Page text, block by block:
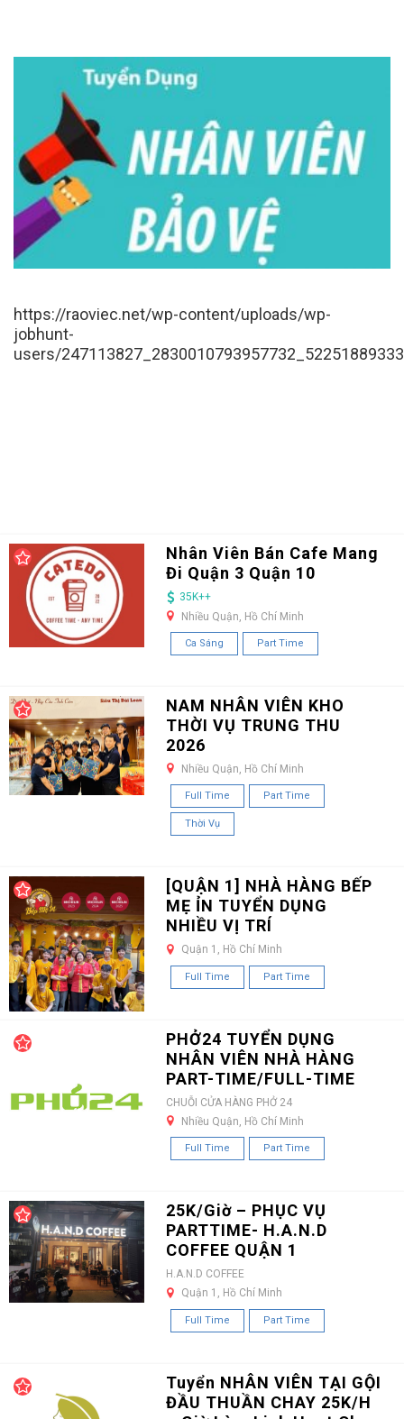
https://raoviec.net/wp-content/uploads/wp-
jobhunt-
users/
Nhân Viên Bán Cafe Mang
Đi Quận 3 Quận 10
35K++
Nhiều Quận, Hồ Chí Minh
Ca Sáng Part Time
NAM NHÂN VIÊN KHO
THỜI VỤ TRUNG THU
2026
Nhiều Quận, Hồ Chí Minh
Full Time Part Time
Thời Vụ
[QUẬN 1] NHÀ HÀNG BẾP
MẸ ỈN TUYỂN DỤNG
NHIỀU VỊ TRÍ
Quận 1, Hồ Chí Minh
Full Time Part Time
PHỞ24 TUYỂN DỤNG
NHÂN VIÊN NHÀ HÀNG
PART-TIME/FULL-TIME
CHUỖI CỬA HÀNG PHỞ 24
Nhiều Quận, Hồ Chí Minh
Full Time Part Time
25K/Giờ – PHỤC VỤ
PARTTIME- H.A.N.D
COFFEE QUẬN 1
H.A.N.D COFFEE
Quận 1, Hồ Chí Minh
Full Time Part Time
Tuyển NHÂN VIÊN TẠI GỘI
ĐẦU THUẦN CHAY 25K/H